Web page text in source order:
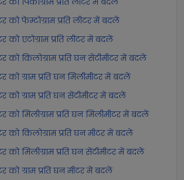
को फेम्टोग्राम प्रति लीटर में बदलें
को एटोग्राम प्रति लीटर में बदलें
को किलोग्राम प्रति घन सेंटीमीटर में बदलें
को ग्राम प्रति घन मिलीमीटर में बदलें
को ग्राम प्रति घन सेंटीमीटर में बदलें
को मिलीग्राम प्रति घन मिलीमीटर में बदलें
को किलोग्राम प्रति घन मीटर में बदलें
को मिलीग्राम प्रति घन सेंटीमीटर में बदलें
को ग्राम प्रति घन मीटर में बदलें